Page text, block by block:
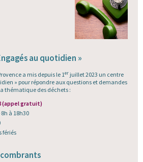
au quotidien »
a mis depuis le 1er juillet 2023 un centre
» pour répondre aux questions et demandes
thématique des déchets :
(appel gratuit)
à 18h30
fériés